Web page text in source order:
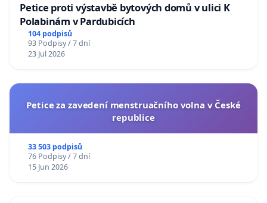
Petice proti výstavbě bytových domů v ulici K
Polabinám v Pardubicích
104 podpisů
93 Podpisy / 7 dní
23 Jul 2026
Petice za zavedení menstruačního volna v České
republice
33 503 podpisů
76 Podpisy / 7 dní
15 Jun 2026